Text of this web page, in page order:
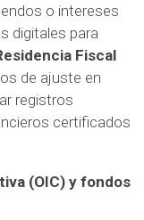
o intereses
digitales para
Fiscal
de ajuste en
registros
certificados
(OIC) y fondos